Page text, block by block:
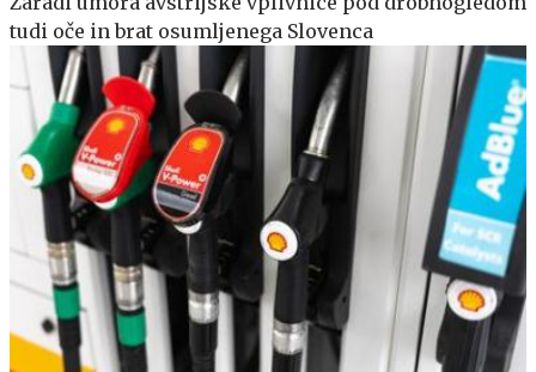
tudi oče in brat osumljenega Slovenca